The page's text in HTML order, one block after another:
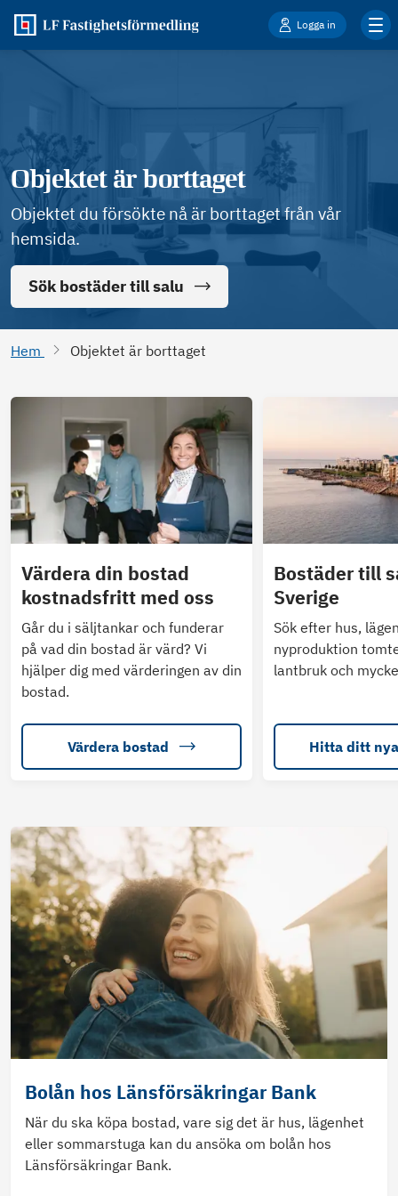
Logga in
Objektet är borttaget
Objektet du försökte nå är borttaget från vår
hemsida.
Sök bostäder till salu
Hem Objektet är borttaget
Värdera din bostad
kostnadsfritt med oss
Går du i säljtankar och funderar
på vad din bostad är värd? Vi
hjälper dig med värderingen av din
bostad.
Värdera bostad
Bostäder till
Sverige
Sök efter hus,
nyproduktion
lantbruk och
Hitta ditt
Bolån hos Länsförsäkringar Bank
När du ska köpa bostad, vare sig det är hus, lägenhet
eller sommarstuga kan du ansöka om bolån hos
Länsförsäkringar Bank.